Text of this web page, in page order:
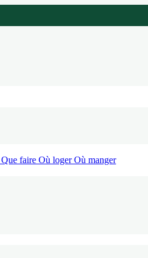
Que faire Où logerOù manger